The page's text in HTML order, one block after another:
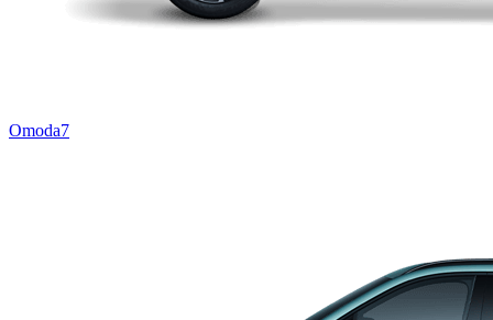
Omoda7